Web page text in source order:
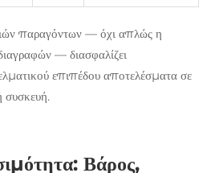
παραγόντων — όχι απλώς η
— διασφαλίζει
επιπέδου αποτελέσματα σε
συσκευή.
Βάρος,